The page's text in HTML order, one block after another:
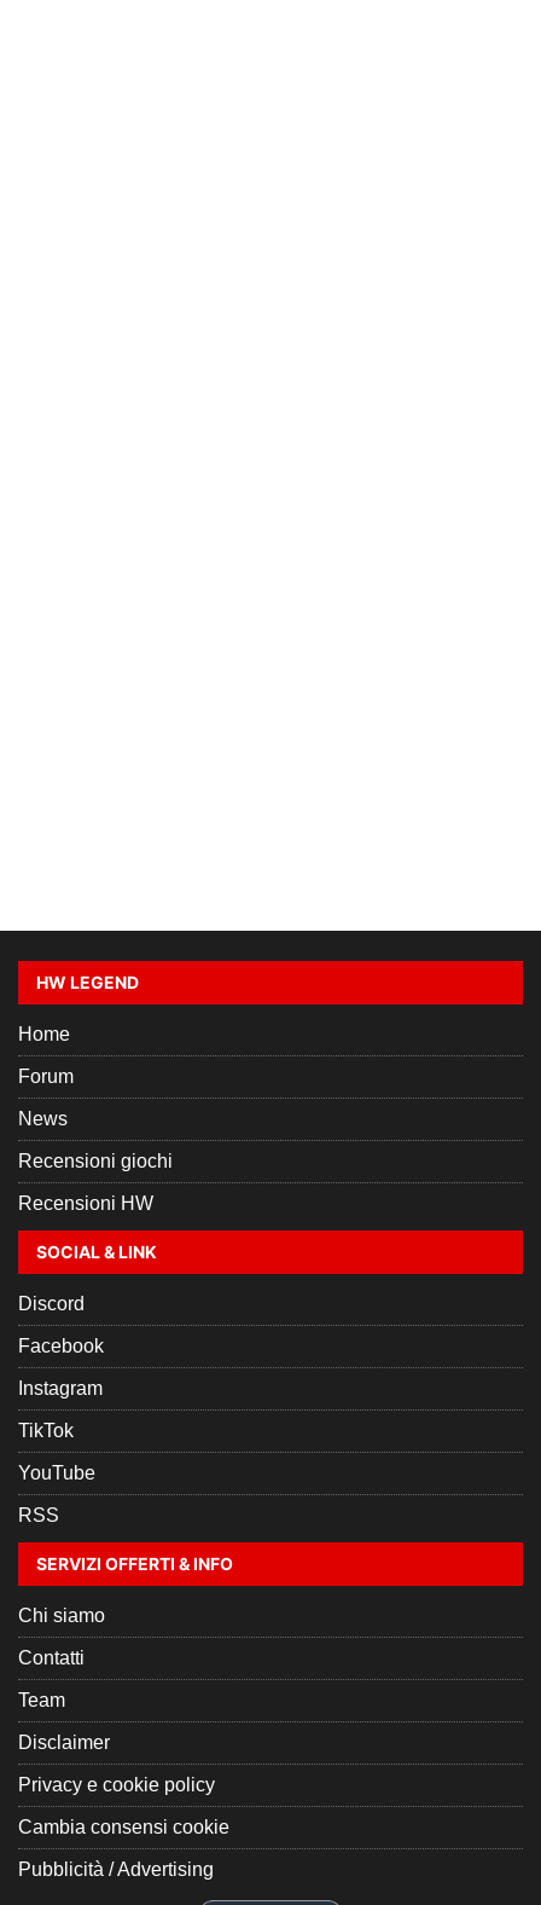
HW LEGEND
Home
Forum
News
Recensioni giochi
Recensioni HW
SOCIAL & LINK
Discord
Facebook
Instagram
TikTok
YouTube
RSS
SERVIZI OFFERTI & INFO
Chi siamo
Contatti
Team
Disclaimer
Privacy e cookie policy
Cambia consensi cookie
Pubblicità / Advertising